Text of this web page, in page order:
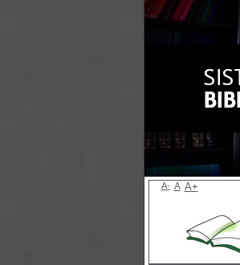
A- A A+